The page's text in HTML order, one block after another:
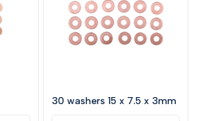
30 washers 15 x 7.5 x 3mm